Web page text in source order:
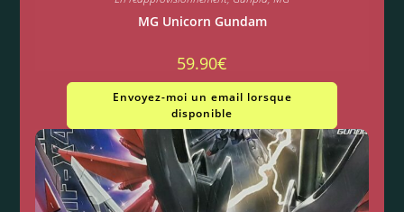
MG Unicorn Gundam
59.90€
Envoyez-moi un email lorsque
disponible